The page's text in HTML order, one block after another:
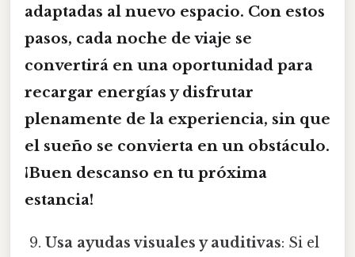
adaptadas al nuevo espacio. Con estos
pasos, cada noche de viaje se
convertirá en una oportunidad para
recargar energías y disfrutar
plenamente de la experiencia, sin que
el sueño se convierta en un obstáculo.
¡Buen descanso en tu próxima
estancia!
Usa ayudas visuales y auditivas: Si el